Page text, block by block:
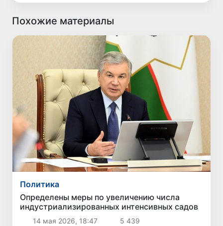
Похожие материалы
Политика
Определены меры по увеличению числа
индустриализированных интенсивных садов
14 мая 2026, 18:47 5 439